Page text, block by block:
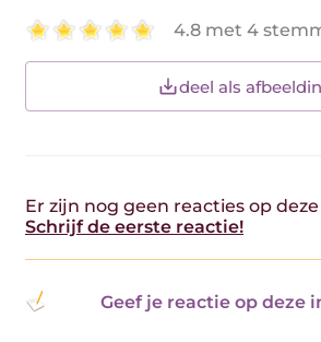
4.8 met 4
deel als
Er zijn nog geen reacties op
Schrijf de eerste reactie!
Geef je reactie op deze